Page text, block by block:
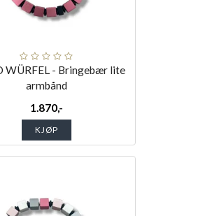
WÜRFEL - Bringebær lite
armbånd
1.870,-
KJØP